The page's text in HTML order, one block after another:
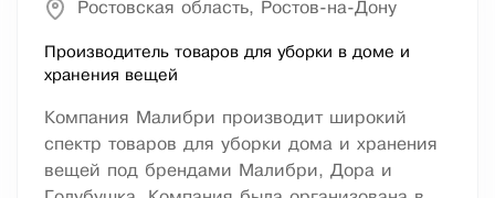
Ростовская область, Ростов-на-Дону
Производитель товаров для уборки в доме и
хранения вещей
Компания Малибри производит широкий
спектр товаров для уборки дома и хранения
вещей под брендами Малибри, Дора и